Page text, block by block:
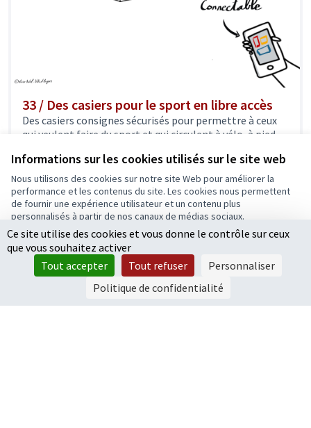
Informations sur les cookies utilisés sur le site web
Nous utilisons des cookies sur notre site Web pour améliorer la
performance et les contenus du site. Les cookies nous permettent
de fournir une expérience utilisateur et un contenu plus
personnalisés à partir de nos canaux de médias sociaux.
Tout accepter
Accepter seulement les cookies essentiels
Paramètres
33 / Des casiers pour le sport en libre accès
Des casiers consignes sécurisés pour permettre à ceux
qui veulent faire du sport et qui circulent à vélo, à pied,...
37 000 €
Résultats par page : 25
1 2 3 … 6
Ce site utilise des cookies et vous donne le contrôle sur ceux
que vous souhaitez activer
Tout accepter
Tout refuser
Personnaliser
Politique de confidentialité